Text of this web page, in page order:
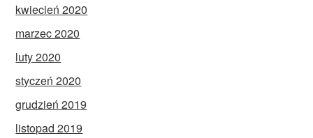
kwiecień 2020
marzec 2020
luty 2020
styczeń 2020
grudzień 2019
listopad 2019